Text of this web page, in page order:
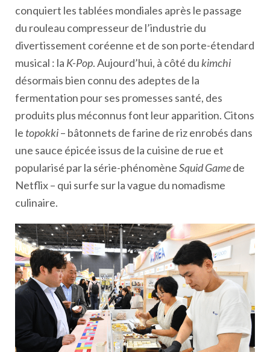
conquiert les tablées mondiales après le passage
du rouleau compresseur de l’industrie du
divertissement coréenne et de son porte-étendard
musical : la K-Pop. Aujourd’hui, à côté du kimchi
désormais bien connu des adeptes de la
fermentation pour ses promesses santé, des
produits plus méconnus font leur apparition. Citons
le topokki– bâtonnets de farine de riz enrobés dans
une sauce épicée issus de la cuisine de rue et
popularisé par la série-phénomèneSquid Gamede
Netflix – qui surfe sur la vague du nomadisme
culinaire.